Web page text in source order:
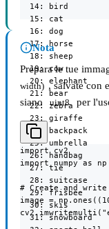
  14: bird
  15: cat
  16: dog
  17: horse
  18: sheep
  19: cow
  20: elephant
  21: bear
  22: zebra
  23: giraffe
  24: backpack
  25: umbrella
  26: handbag
  27: tie
  28: suitcase
  29: frisbee
  30: skis
  31: snowboard
Nota
Prepara le tue
width) , salvate con
siano
uint8 per
import cv2
import numpy as np
# Create and write
image =